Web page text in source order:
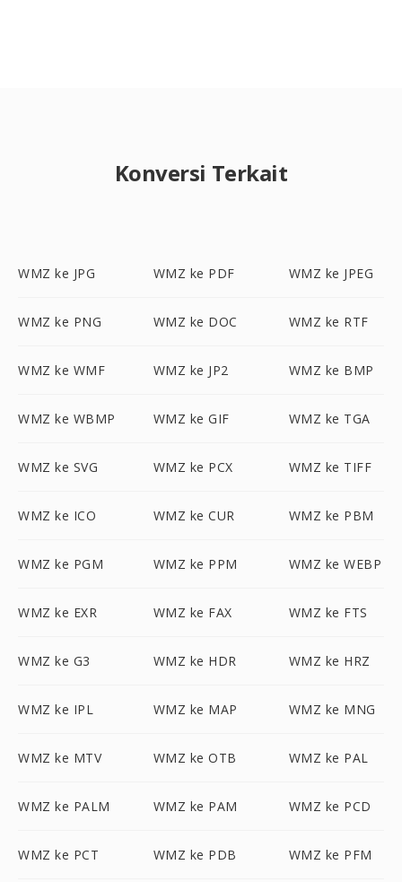
Konversi Terkait
WMZ ke JPG WMZ ke PDF WMZ ke JPEG
WMZ ke PNG WMZ ke DOC WMZ ke RTF
WMZ ke WMF WMZ ke JP2 WMZ ke BMP
WMZ ke WBMP WMZ ke GIF WMZ ke TGA
WMZ ke SVG WMZ ke PCX WMZ ke TIFF
WMZ ke ICO WMZ ke CUR WMZ ke PBM
WMZ ke PGM WMZ ke PPM WMZ ke WEBP
WMZ ke EXR WMZ ke FAX WMZ ke FTS
WMZ ke G3 WMZ ke HDR WMZ ke HRZ
WMZ ke IPL WMZ ke MAP WMZ ke MNG
WMZ ke MTV WMZ ke OTB WMZ ke PAL
WMZ ke PALM WMZ ke PAM WMZ ke PCD
WMZ ke PCT WMZ ke PDB WMZ ke PFM